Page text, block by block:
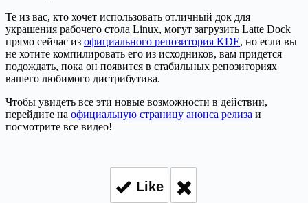
Те из вас, кто хочет использовать отличный док для
украшения рабочего стола Linux, могут загрузить Latte Dock
прямо сейчас из официального репозитория KDE, но если вы
не хотите компилировать его из исходников, вам придется
подождать, пока он появится в стабильных репозиториях
вашего любимого дистрибутива.
Чтобы увидеть все эти новые возможности в действии,
перейдите на официальную страницу анонса релиза и
посмотрите все видео!
Like